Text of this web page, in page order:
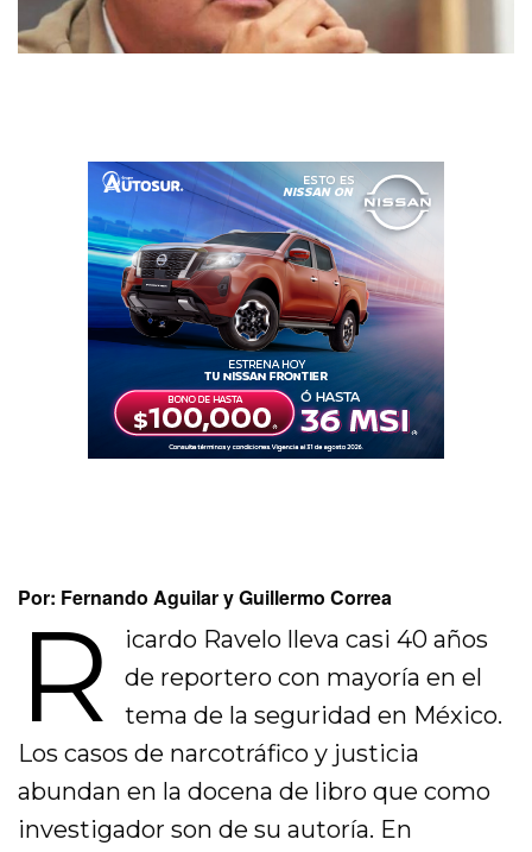
Por: Fernando Aguilar y Guillermo Correa
R
icardo Ravelo lleva casi 40 años
de reportero con mayoría en el
tema de la seguridad en México.
Los casos de narcotráfico y justicia
abundan en la docena de libro que como
investigador son de su autoría. En